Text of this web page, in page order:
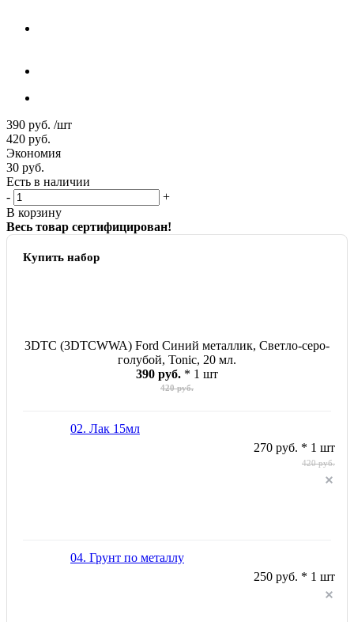
390 руб. /шт
420 руб.
Экономия
30 руб.
Есть в наличии
-
+
В корзину
Весь товар сертифицирован!
Купить набор
3DTC (3DTCWWA) Ford Синий металлик, Светло-серо-
голубой, Tonic, 20 мл.
390 руб. * 1 шт
420 руб.
02. Лак 15мл
270 руб. * 1 шт
420 руб.
04. Грунт по металлу
250 руб. * 1 шт